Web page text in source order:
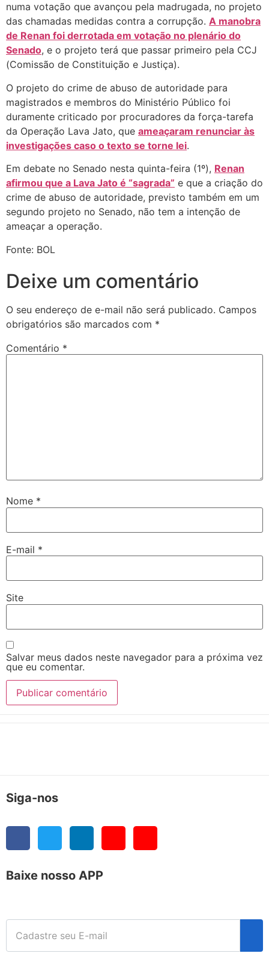
numa votação que avançou pela madrugada, no projeto
das chamadas medidas contra a corrupção. A manobra
de Renan foi derrotada em votação no plenário do
Senado, e o projeto terá que passar primeiro pela CCJ
(Comissão de Constituição e Justiça).
O projeto do crime de abuso de autoridade para
magistrados e membros do Ministério Público foi
duramente criticado por procuradores da força-tarefa
da Operação Lava Jato, que ameaçaram renunciar às
investigações caso o texto se torne lei.
Em debate no Senado nesta quinta-feira (1º), Renan
afirmou que a Lava Jato é “sagrada” e que a criação do
crime de abuso de autoridade, previsto também em um
segundo projeto no Senado, não tem a intenção de
ameaçar a operação.
Fonte: BOL
Deixe um comentário
O seu endereço de e-mail não será publicado. Campos
obrigatórios são marcados com *
Comentário *
Nome *
E-mail *
Site
Salvar meus dados neste navegador para a próxima vez
que eu comentar.
Siga-nos
Baixe nosso APP